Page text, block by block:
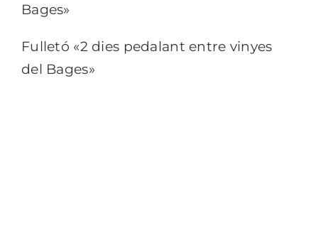
Bages»
Fulletó «2 dies pedalant entre vinyes
del Bages»